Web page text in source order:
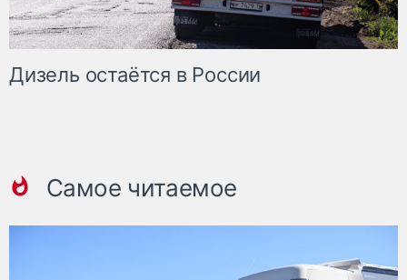
Дизель остаётся в России
Самое читаемое